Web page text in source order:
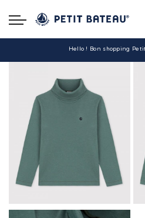
Hello ! Bon shopping
La livraison est assurée
-10% pour tout paiement par